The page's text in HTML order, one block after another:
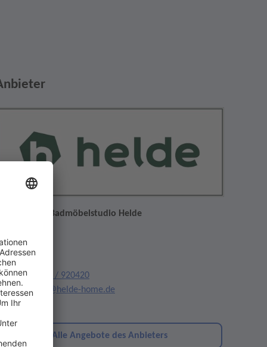
Küchen- und Badmöbelstudio Helde
Gewerbestr. 1
Sasbach
07642 / 920420
l.helde@helde-home.de
Alle Angebote des Anbieters